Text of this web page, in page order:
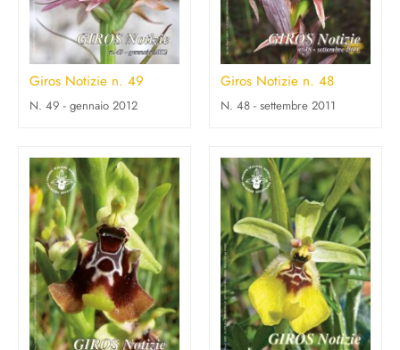
Giros Notizie n. 49
N. 49 - gennaio 2012
Giros Notizie n. 48
N. 48 - settembre 2011